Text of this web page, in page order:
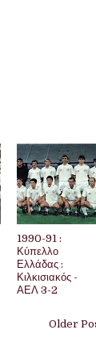
1990-91 :
Κύπελλο
Ελλάδας :
Κιλκισιακός -
ΑΕΛ 3-2
Older